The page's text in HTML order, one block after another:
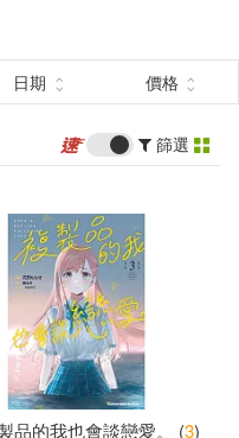
日期 價格
篩選
品的我也會談戀愛。 (3)